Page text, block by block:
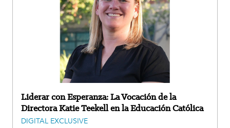
Liderar con Esperanza: La Vocación de la
Directora Katie Teekell en la Educación Católica
DIGITAL EXCLUSIVE